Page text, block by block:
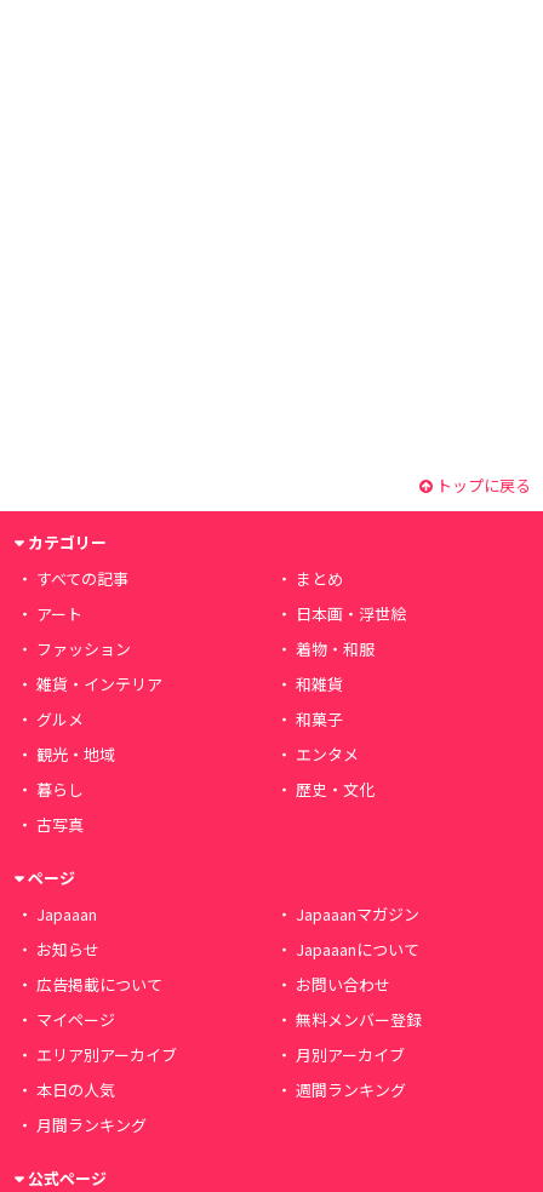
トップに戻る
カテゴリー
すべての記事
まとめ
アート
日本画・浮世絵
ファッション
着物・和服
雑貨・インテリア
和雑貨
グルメ
和菓子
観光・地域
エンタメ
暮らし
歴史・文化
古写真
ページ
Japaaan
Japaaanマガジン
お知らせ
Japaaanについて
広告掲載について
お問い合わせ
マイページ
無料メンバー登録
エリア別アーカイブ
月別アーカイブ
本日の人気
週間ランキング
月間ランキング
公式ページ